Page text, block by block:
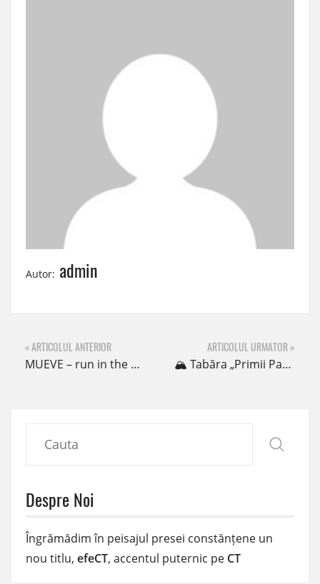
Autor: admin
« ARTICOLUL ANTERIOR
MUEVE – run in the park
ARTICOLUL URMATOR »
🏔️ Tabăra „Primii Pași pe Zăpadă” – Aventură și distracție la prima ediție de iarnă!
Despre Noi
Îngrămădim în peisajul presei constănțene un
nou titlu, efeCT, accentul puternic pe CT